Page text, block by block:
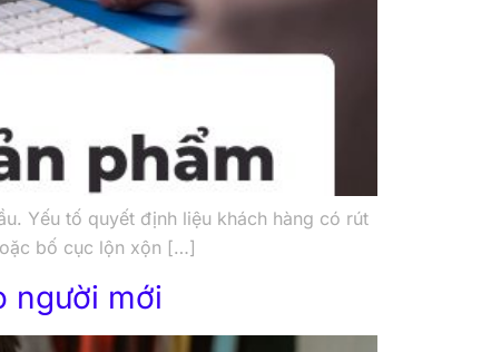
Yếu tố quyết định liệu khách hàng có rút
bố cục lộn xộn […]
người mới